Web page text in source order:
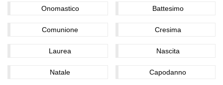
Onomastico Battesimo
Comunione Cresima
Laurea Nascita
Natale Capodanno